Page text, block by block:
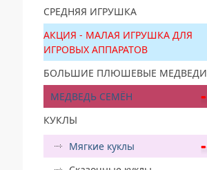
СРЕДНЯЯ ИГРУШКА
АКЦИЯ - МАЛАЯ ИГРУШКА ДЛЯ
ИГРОВЫХ АППАРАТОВ
БОЛЬШИЕ ПЛЮШЕВЫЕ МЕДВЕДИ
МЕДВЕДЬ СЕМЁН
КУКЛЫ
Мягкие куклы